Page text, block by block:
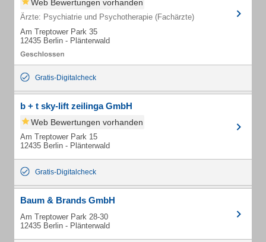
Web Bewertungen vorhanden
Ärzte: Psychiatrie und Psychotherapie (Fachärzte)
Am Treptower Park 35
12435 Berlin - Plänterwald
Gratis-Digitalcheck
b + t sky-lift zeilinga GmbH
Web Bewertungen vorhanden
Am Treptower Park 15
12435 Berlin - Plänterwald
Gratis-Digitalcheck
Baum & Brands GmbH
Am Treptower Park 28-30
12435 Berlin - Plänterwald